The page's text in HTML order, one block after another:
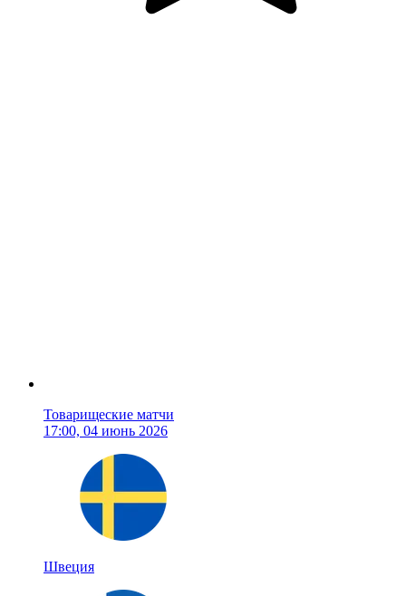
Товарищеские матчи
17:00, 04 июнь 2026
Швеция